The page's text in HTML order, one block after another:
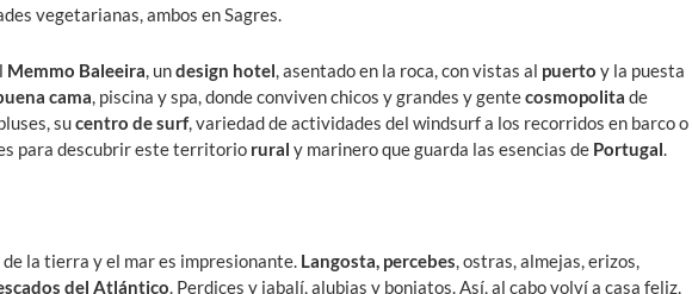
vegetarianas, ambos en Sagres.
Memmo Baleeira, undesign hotel, asentado en la roca, con vistas al puerto y la puesta
cama, piscina y spa, donde conviven chicos y grandes y gentecosmopolita de
sucentro de surf, variedad de actividades del windsurf a los recorridos en barco o
para descubrir este territorio rural y marinero que guarda las esencias de Portugal.
la tierra y el mar es impresionante. Langosta, percebes, ostras, almejas, erizos,
del Atlántico. Perdices y jabalí, alubias y boniatos. Así, al cabo volví a casa feliz,